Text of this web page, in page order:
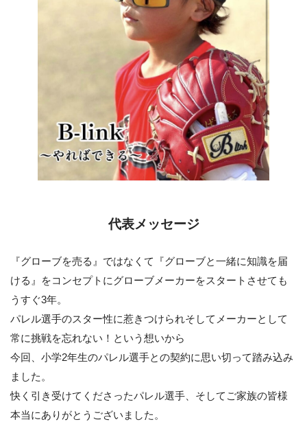
代表メッセージ
『グローブを売る』ではなくて『グローブと一緒に知識を届
ける』をコンセプトにグローブメーカーをスタートさせても
うすぐ3年。
パレル選手のスター性に惹きつけられそしてメーカーとして
常に挑戦を忘れない！という想いから
今回、小学2年生のパレル選手との契約に思い切って踏み込み
ました。
快く引き受けてくださったパレル選手、そしてご家族の皆様
本当にありがとうございました。